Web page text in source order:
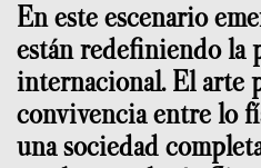
En este escenario
están redefiniendo la
internacional. El arte
convivencia entre lo
una sociedad